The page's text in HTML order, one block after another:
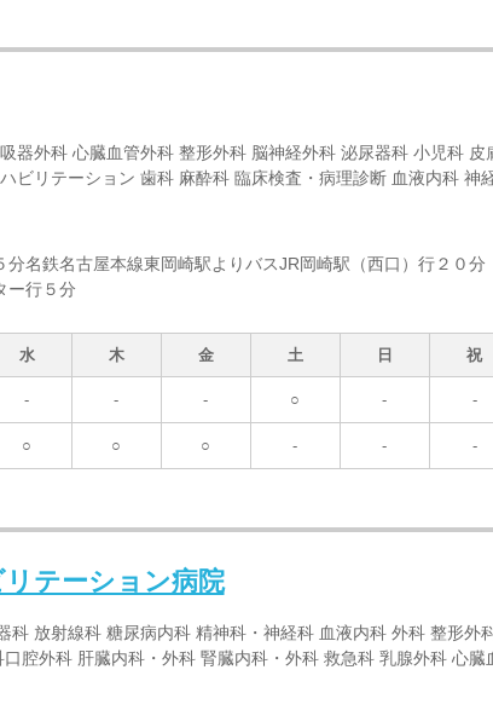
器外科 心臓血管外科 整形外科 脳神経外科 泌尿器科 小児科 皮
ビリテーション 歯科 麻酔科 臨床検査・病理診断 血液内科 神
名鉄名古屋本線東岡崎駅よりバスJR岡崎駅（西口）行２０分
ー行５分
水 木 金 土 日 祝
- - - ○ - -
○ ○ ○ - - -
テーション病院
放射線科 糖尿病内科 精神科・神経科 血液内科 外科 整形外
腔外科 肝臓内科・外科 腎臓内科・外科 救急科 乳腺外科 心臓